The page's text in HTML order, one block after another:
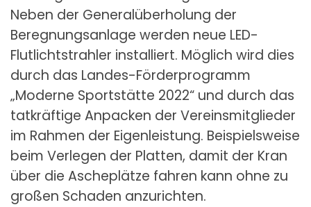
Neben der Generalüberholung der
Beregnungsanlage werden neue LED-
Flutlichtstrahler installiert. Möglich wird dies
durch das Landes-Förderprogramm
„Moderne Sportstätte 2022“ und durch das
tatkräftige Anpacken der Vereinsmitglieder
im Rahmen der Eigenleistung. Beispielsweise
beim Verlegen der Platten, damit der Kran
über die Ascheplätze fahren kann ohne zu
großen Schaden anzurichten.